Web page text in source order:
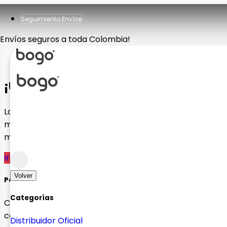
Seguimiento Envíos
Envíos seguros a toda Colombia!
Volver
Categorías
Distribuidor Oficial
¡Ups! Página no encontrada
La página que estás buscando no existe o ha sido
movida a otra ubicación. No te preocupes, tenemos
muchas opciones para ti.
Ir al Inicio
Política de devolución de 30 días
Compre sin preocupaciones con devoluciones sin
complicaciones